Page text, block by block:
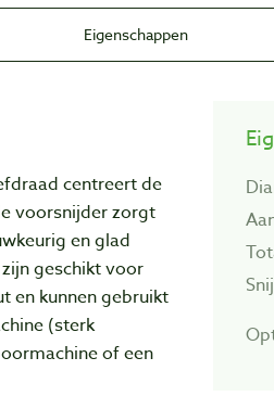
Eigenschappen
centreert de
voorsnijder zorgt
en glad
geschikt voor
en kunnen gebruikt
(sterk
of een